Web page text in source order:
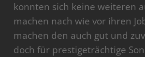
konnten sich keine weiteren
machen nach wie vor ihren
machen den auch gut und
doch für prestigeträchtige